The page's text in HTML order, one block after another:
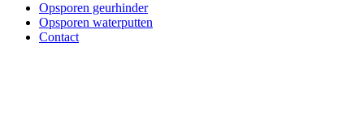
Opsporen geurhinder
Opsporen waterputten
Contact